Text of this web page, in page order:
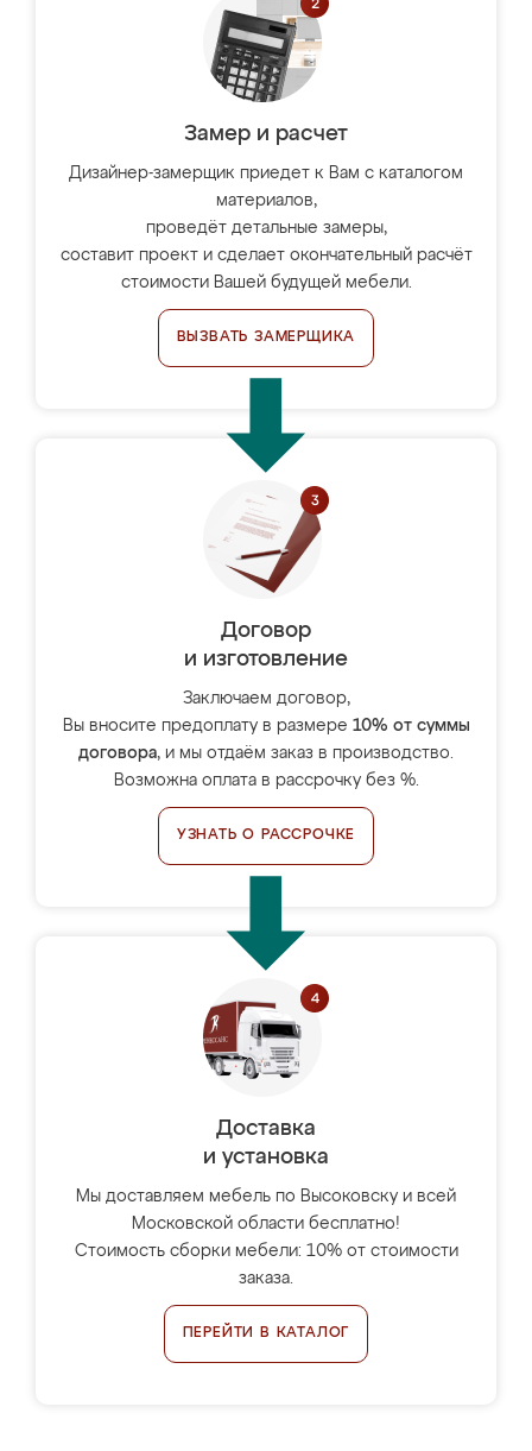
Замер и расчет
Дизайнер-замерщик приедет к Вам с каталогом
материалов,
проведёт детальные замеры,
составит проект и сделает окончательный расчёт
стоимости Вашей будущей мебели.
ВЫЗВАТЬ ЗАМЕРЩИКА
Договор
и изготовление
Заключаем договор,
Вы вносите предоплату в размере 10% от суммы
договора, и мы отдаём заказ в производство.
Возможна оплата в рассрочку без %.
УЗНАТЬ О РАССРОЧКЕ
Доставка
и установка
Мы доставляем мебель по Высоковску и всей
Московской области бесплатно!
Стоимость сборки мебели: 10% от стоимости
заказа.
ПЕРЕЙТИ В КАТАЛОГ